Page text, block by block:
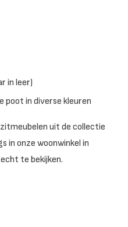
in leer)
poot in diverse kleuren
uit de collectie
in onze woonwinkel in
te bekijken.